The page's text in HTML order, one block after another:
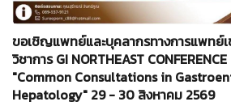
ขอเชิญแพทย์และบุคลากรทางการแพทย์เ
วิชาการ GI NORTHEAST
"Common Consultations in
Hepatology" 29 - 30 สิงหาคม 2569